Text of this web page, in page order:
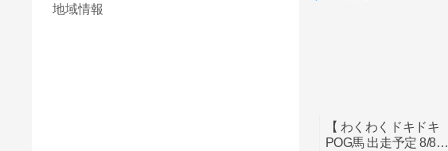
【 わくわくドキドキ
POG馬 出走予定 8/8・
地域情報